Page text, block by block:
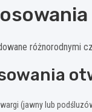
różnorodnymi
(jawny lub